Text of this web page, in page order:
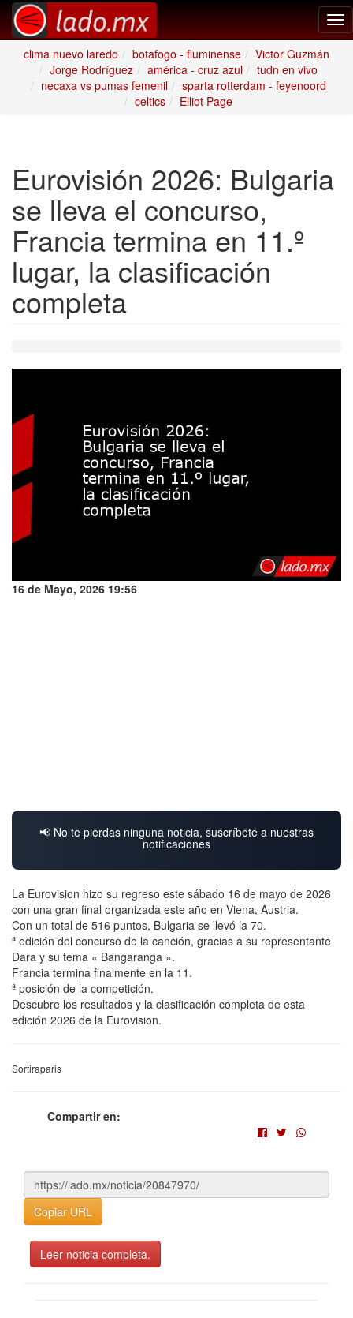
clima nuevo laredo
botafogo - fluminense
Victor Guzmán
Jorge Rodríguez
américa - cruz azul
tudn en vivo
necaxa vs pumas femenil
sparta rotterdam - feyenoord
celtics
Elliot Page
Eurovisión 2026: Bulgaria
se lleva el concurso,
Francia termina en 11.º
lugar, la clasificación
completa
16 de Mayo, 2026 19:56
📢 No te pierdas ninguna noticia, suscríbete a nuestras
notificaciones
La Eurovision hizo su regreso este sábado 16 de mayo de 2026
con una gran final organizada este año en Viena, Austria.
Con un total de 516 puntos, Bulgaria se llevó la 70.
ª edición del concurso de la canción, gracias a su representante
Dara y su tema « Bangaranga ».
Francia termina finalmente en la 11.
ª posición de la competición.
Descubre los resultados y la clasificación completa de esta
edición 2026 de la Eurovision.
Sortiraparis
Compartir en:
Copiar URL
Leer noticia completa.